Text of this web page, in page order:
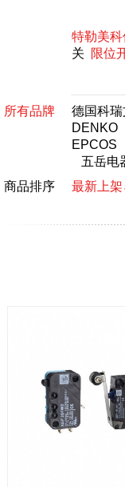
特勒美
关
限位
所有品牌 德国科瑞
DENKO
EPCOS
五岳电
商品排序
最新上架